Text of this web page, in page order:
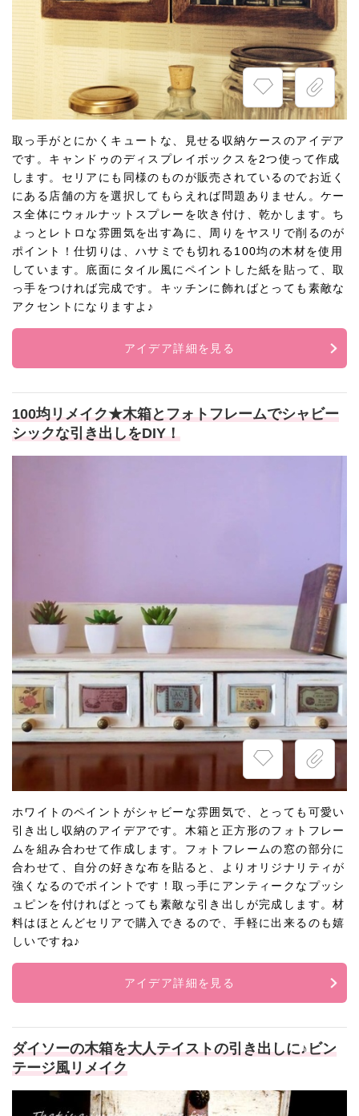
取っ手がとにかくキュートな、見せる収納ケースのアイデア
です。キャンドゥのディスプレイボックスを2つ使って作成
します。セリアにも同様のものが販売されているのでお近く
にある店舗の方を選択してもらえれば問題ありません。ケー
ス全体にウォルナットスプレーを吹き付け、乾かします。ち
ょっとレトロな雰囲気を出す為に、周りをヤスリで削るのが
ポイント！仕切りは、ハサミでも切れる100均の木材を使用
しています。底面にタイル風にペイントした紙を貼って、取
っ手をつければ完成です。キッチンに飾ればとっても素敵な
アクセントになりますよ♪
アイデア詳細を見る
100均リメイク★木箱とフォトフレームでシャビー
シックな引き出しをDIY！
ホワイトのペイントがシャビーな雰囲気で、とっても可愛い
引き出し収納のアイデアです。木箱と正方形のフォトフレー
ムを組み合わせて作成します。フォトフレームの窓の部分に
合わせて、自分の好きな布を貼ると、よりオリジナリティが
強くなるのでポイントです！取っ手にアンティークなプッシ
ュピンを付ければとっても素敵な引き出しが完成します。材
料はほとんどセリアで購入できるので、手軽に出来るのも嬉
しいですね♪
アイデア詳細を見る
ダイソーの木箱を大人テイストの引き出しに♪ビン
テージ風リメイク